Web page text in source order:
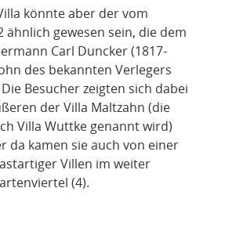
könnte aber der vom
ähnlich gewesen sein, die dem
Carl Duncker (1817-
des bekannten Verlegers
Besucher zeigten sich dabei
der Villa Maltzahn (die
Villa Wuttke genannt wird)
da kamen sie auch von einer
Villen im weiter
(4).